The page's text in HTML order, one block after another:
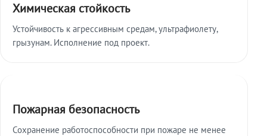
Химическая стойкость
Устойчивость к агрессивным средам, ультрафиолету,
грызунам. Исполнение под проект.
Пожарная безопасность
Сохранение работоспособности при пожаре не менее